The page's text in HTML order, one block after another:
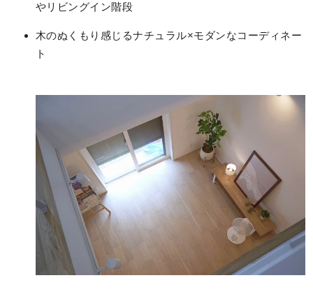
やリビングイン階段
木のぬくもり感じるナチュラル×モダンなコーディネー
ト